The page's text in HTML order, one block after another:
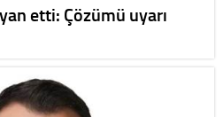
etti: Çözümü uyarı